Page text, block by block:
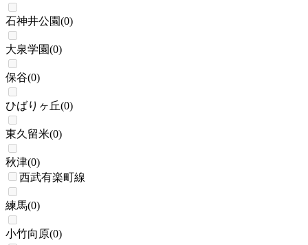
石神井公園(0)
大泉学園(0)
保谷(0)
ひばりヶ丘(0)
東久留米(0)
秋津(0)
西武有楽町線
練馬(0)
小竹向原(0)